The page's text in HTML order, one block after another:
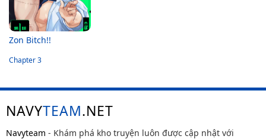
Zon Bitch!!
Chapter 3
NAVYTEAM.NET
Navyteam - Khám phá kho truyện luôn được cập nhật với